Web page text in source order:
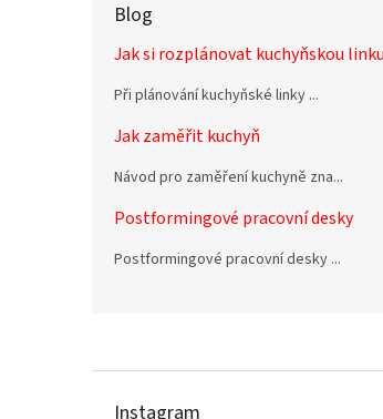
Blog
Jak si rozplánovat kuchyňskou linku
Při plánování kuchyňské linky ...
Jak zaměřit kuchyň
Návod pro zaměření kuchyně zna...
Postformingové pracovní desky
Postformingové pracovní desky ...
Instagram